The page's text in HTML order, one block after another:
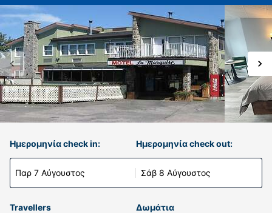
Ημερομηνία check in:
Παρ 7 Αύγουστος
Ημερομηνία check out:
Σάβ 8 Αύγουστος
Travellers Δωμάτια